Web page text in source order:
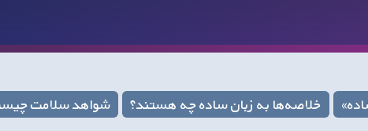
خلاصه‌ها به زبان ساده چه هستند؟ شواهد سلامت